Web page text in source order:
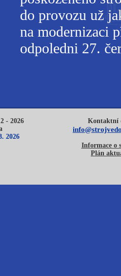
do provozu už
na modernizaci
odpoledni 27.
- 2026
2026
Kontaktní
Informace o
Plán